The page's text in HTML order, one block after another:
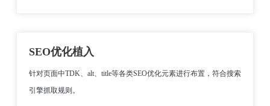
SEO优化植入
针对页面中TDK、alt、title等各类SEO优化元素进行布置，符合搜索
引擎抓取规则。